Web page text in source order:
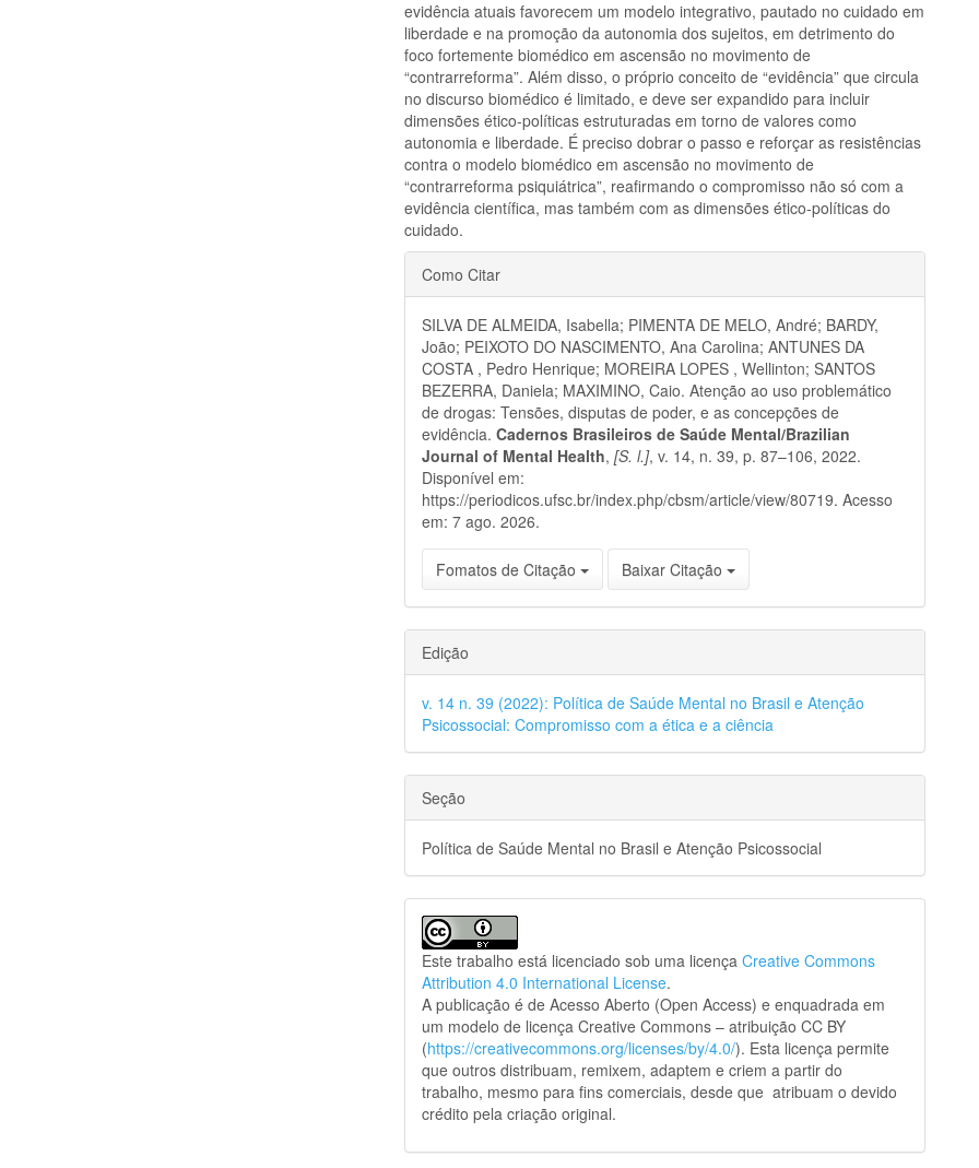
evidência atuais favorecem um modelo integrativo, pautado no cuidado em
liberdade e na promoção da autonomia dos sujeitos, em detrimento do
foco fortemente biomédico em ascensão no movimento de
“contrarreforma”. Além disso, o próprio conceito de “evidência” que circula
no discurso biomédico é limitado, e deve ser expandido para incluir
dimensões ético-políticas estruturadas em torno de valores como
autonomia e liberdade. É preciso dobrar o passo e reforçar as resistências
contra o modelo biomédico em ascensão no movimento de
“contrarreforma psiquiátrica”, reafirmando o compromisso não só com a
evidência científica, mas também com as dimensões ético-políticas do
cuidado.
Detalhes
do
artigo
Como Citar
SILVA DE ALMEIDA, Isabella; PIMENTA DE MELO, André; BARDY,
João; PEIXOTO DO NASCIMENTO, Ana Carolina; ANTUNES DA
COSTA , Pedro Henrique; MOREIRA LOPES , Wellinton; SANTOS
BEZERRA, Daniela; MAXIMINO, Caio. Atenção ao uso problemático
de drogas: Tensões, disputas de poder, e as concepções de
evidência.Cadernos Brasileiros de Saúde Mental/Brazilian
Journal of Mental Health,[S. l.], v. 14, n. 39, p. 87–106, 2022.
Disponível em:
https://periodicos.ufsc.br/index.php/cbsm/article/view/80719. Acesso
em: 7 ago. 2026.
Fomatos de Citação Baixar Citação
Edição
v. 14 n. 39 (2022): Política de Saúde Mental no Brasil e Atenção
Psicossocial: Compromisso com a ética e a ciência
Seção
Política de Saúde Mental no Brasil e Atenção Psicossocial
Este trabalho está licenciado sob uma licençaCreative Commons
Attribution 4.0 International License.
A publicação é de Acesso Aberto (Open Access) e enquadrada em
um modelo de licença Creative Commons – atribuição CC BY
(https://creativecommons.org/licenses/by/4.0/). Esta licença permite
que outros distribuam, remixem, adaptem e criem a partir do
trabalho, mesmo para fins comerciais, desde que atribuam o devido
crédito pela criação original.